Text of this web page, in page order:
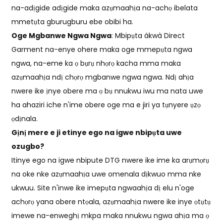
na-adịgide adịgide maka azụmaahịa na-achọ ibelata
mmetụta gburugburu ebe obibi ha.
Oge Mgbanwe Ngwa Ngwa: Mbipụta ákwà Direct
Garment na-enye ohere maka oge mmepụta ngwa
ngwa, na-eme ka ọ bụrụ nhọrọ kacha mma maka
azụmaahịa ndị chọrọ mgbanwe ngwa ngwa. Ndị ahịa
nwere ike ịnye obere ma ọ bụ nnukwu iwu ma nata uwe
ha ahaziri iche n'ime obere oge ma e jiri ya tụnyere ụzọ
ọdịnala.
Gịnị mere e ji etinye ego na igwe nbipụta uwe
ozugbo?
Itinye ego na igwe nbipute DTG nwere ike ime ka arụmọrụ
na oke nke azụmaahịa uwe omenala dịkwuo mma nke
ukwuu. Site n'inwe ike imepụta ngwaahịa dị elu n'oge
achọrọ yana obere ntọala, azụmaahịa nwere ike inye ọtụtụ
imewe na-enweghị mkpa maka nnukwu ngwa ahịa ma ọ